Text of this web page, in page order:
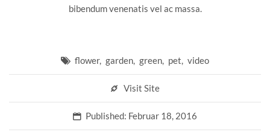
bibendum venenatis vel ac massa.
flower, garden green pet video
Visit Site
Published: Februar 18, 2016